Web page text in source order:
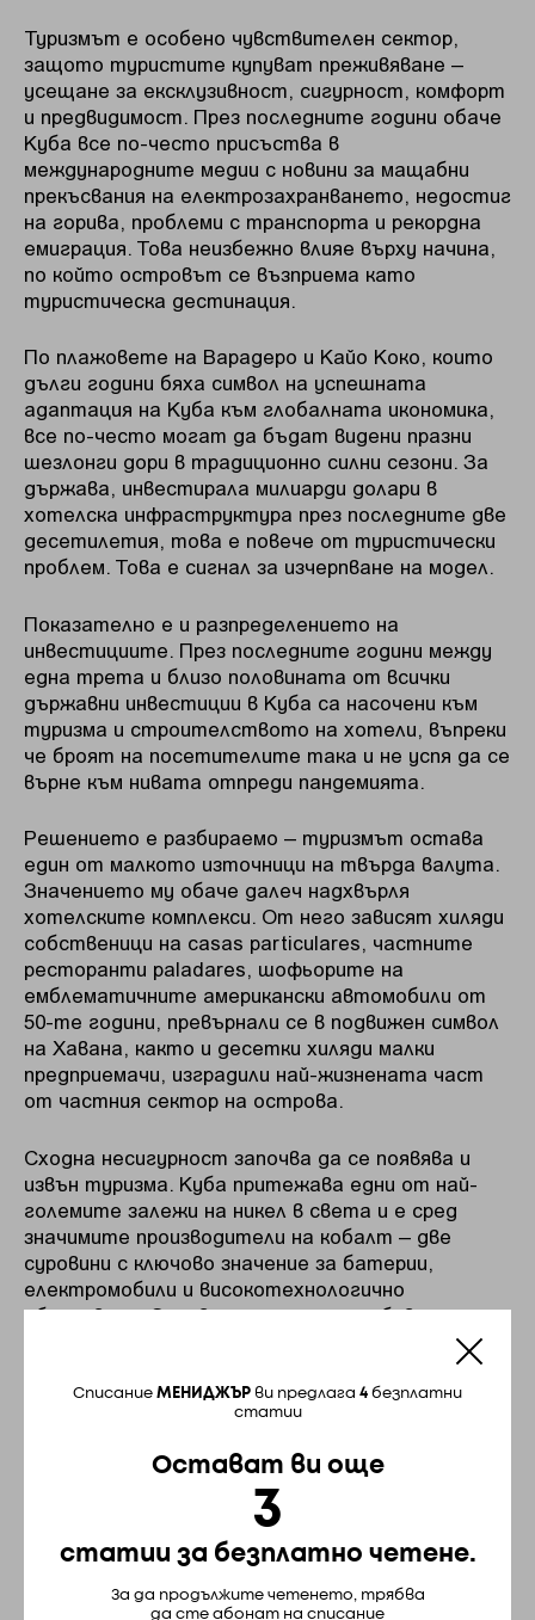
Списание МЕНИДЖЪР ви предлага 4 безплатни
статии
Остават ви още
3
статии за безплатно четене.
За да продължите четенето, трябва
да сте абонат на списание
Туризмът е особено чувствителен сектор,
защото туристите купуват преживяване –
усещане за ексклузивност, сигурност, комфорт
и предвидимост. През последните години обаче
Куба все по-често присъства в
международните медии с новини за мащабни
прекъсвания на електрозахранването, недостиг
на горива, проблеми с транспорта и рекордна
емиграция. Това неизбежно влияе върху начина,
по който островът се възприема като
туристическа дестинация.
По плажовете на Варадеро и Кайо Коко, които
дълги години бяха символ на успешната
адаптация на Куба към глобалната икономика,
все по-често могат да бъдат видени празни
шезлонги дори в традиционно силни сезони. За
държава, инвестирала милиарди долари в
хотелска инфраструктура през последните две
десетилетия, това е повече от туристически
проблем. Това е сигнал за изчерпване на модел.
Показателно е и разпределението на
инвестициите. През последните години между
една трета и близо половината от всички
държавни инвестиции в Куба са насочени към
туризма и строителството на хотели, въпреки
че броят на посетителите така и не успя да се
върне към нивата отпреди пандемията.
Решението е разбираемо – туризмът остава
един от малкото източници на твърда валута.
Значението му обаче далеч надхвърля
хотелските комплекси. От него зависят хиляди
собственици на casas particulares, частните
ресторанти paladares, шофьорите на
емблематичните американски автомобили от
50-те години, превърнали се в подвижен символ
на Хавана, както и десетки хиляди малки
предприемачи, изградили най-жизнената част
от частния сектор на острова.
Сходна несигурност започва да се появява и
извън туризма. Куба притежава едни от най-
големите залежи на никел в света и е сред
значимите производители на кобалт – две
суровини с ключово значение за батерии,
електромобили и високотехнологично
оборудване. Основната част от добива е
концентрирана около Моа в източната част на
острова и се осъществява чрез съвместни
предприятия с чуждестранни партньори, най-
вече канадската Sherritt International.
В различни години никелът формира между 15 и
25 процента от експортните приходи на
страната и дълго време беше разглеждан като
най-реалистичната алтернатива на
зависимостта от туризма. Парадоксът е, че
точно в момент, когато светът инвестира